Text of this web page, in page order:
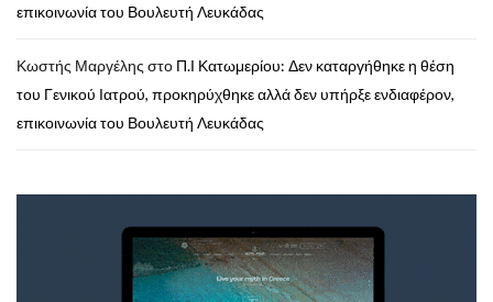
επικοινωνία του Βουλευτή Λευκάδας
Κωστής Μαργέλης στο Π.Ι Κατωμερίου: Δεν καταργήθηκε η θέση
του Γενικού Ιατρού, προκηρύχθηκε αλλά δεν υπήρξε ενδιαφέρον,
επικοινωνία του Βουλευτή Λευκάδας